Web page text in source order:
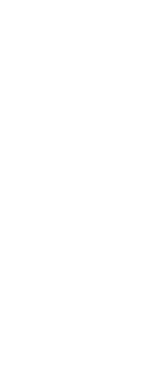
Registo Predial